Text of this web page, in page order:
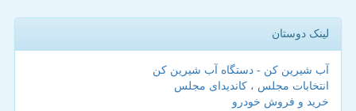
لینک دوستان
آب شیرین کن - دستگاه آب شیرین کن
انتخابات مجلس ، کاندیدای مجلس
خرید و فروش خودرو